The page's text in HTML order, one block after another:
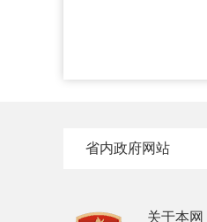
省内政府网站
关于本网